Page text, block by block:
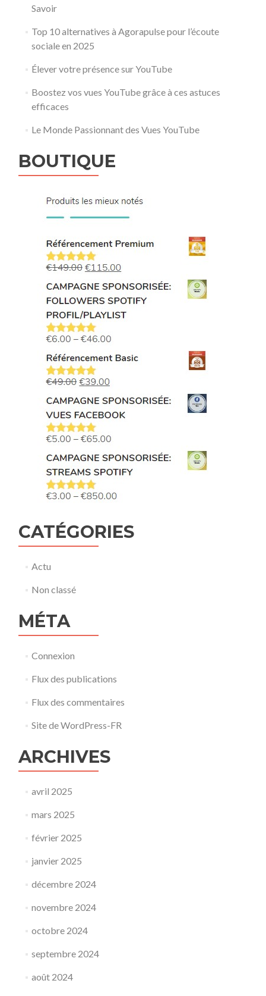
Savoir
Top 10 alternatives à Agorapulse pour l’écoute
sociale en 2025
Élever votre présence sur YouTube
Boostez vos vues YouTube grâce à ces astuces
efficaces
Le Monde Passionnant des Vues YouTube
BOUTIQUE
CATÉGORIES
Actu
Non classé
MÉTA
Connexion
Flux des publications
Flux des commentaires
Site de WordPress-FR
ARCHIVES
avril 2025
mars 2025
février 2025
janvier 2025
décembre 2024
novembre 2024
octobre 2024
septembre 2024
août 2024